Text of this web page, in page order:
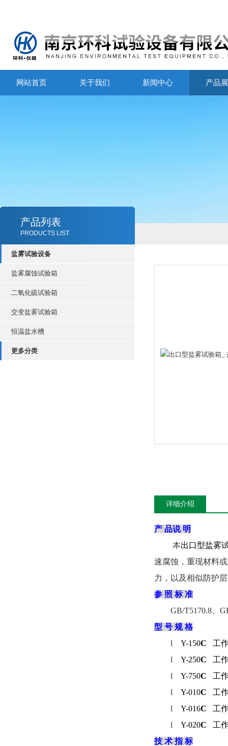
网站首页 关于我们 新闻中心 产品
产品列表
PRODUCTS LIST
盐雾试验设备
盐雾腐蚀试验箱
二氧化硫试验箱
交变盐雾试验箱
恒温盐水槽
更多分类
详细介绍
产 品说 明
本出口型盐雾
速腐蚀，重现材料
力，以及相似防护
参 照 标 准
GB/T5170.8 、
型 号 规 格
l
Y-150C
工
l
Y-250C
工
l
Y-750C
工
l
Y-010C
工
l
Y-016C
工
l
Y-020C
工
技 术 指 标